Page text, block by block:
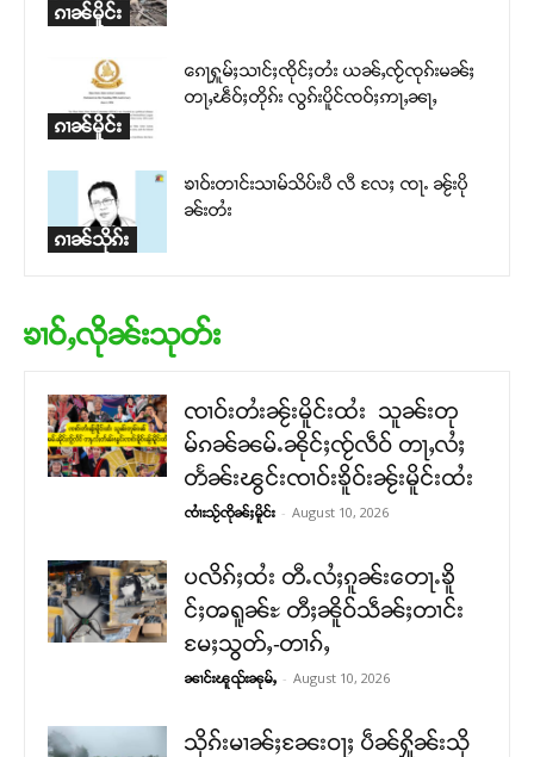
ၵၢၼ်မိူင်း
ၵၢၼ်မိူင်း
ၵေႃႁူမ်ႈသၢင်ႈၸိုင်ႈတႆး ယၼ်ႇၸႂ်ၸုၵ်းမၼ်ႈ
တႃႇၽဵဝ်ႈတိုၵ်း လွၵ်းပိူင်ၸဝ်ႈဢႃႇၼႃႇ
ၵၢၼ်သိုၵ်း
ၶၢဝ်းတၢင်းသၢမ်သိပ်းပီ လီ လႄႈ ၸႃႉ ၼႂ်းပို
ၼ်းတႆး
ၶၢဝ်ႇလိုၼ်းသုတ်း
ၸၢဝ်းတႆးၼႂ်းမိူင်းထႆး သူၼ်းတု
မ်ၵၼ်ၼမ်ႉၼိုင်ႈၸႂ်လဵဝ် တႃႇလႆႈ
တႅၼ်းၽွင်းၸၢဝ်းၶိူဝ်းၼႂ်းမိူင်းထႆး
ၸၢႆးသႂ်ၸိုၼ်ႈမိူင်း - August 10, 2026
ပလိၵ်ႈထႆး တီႉလႆႈၵူၼ်းတေႃႉၶိူ
င်ႈၻရူၼ်ႊ တီႈၼိူဝ်သဵၼ်ႈတၢင်း
မႄႈသွတ်ႇ-တၢၵ်ႇ
ၼၢင်းၽူၺ်းၼုမ်ႇ - August 10, 2026
သိုၵ်းမၢၼ်ႈၼႄးဝႃႈ ပဵၼ်ႁိူၼ်းသို